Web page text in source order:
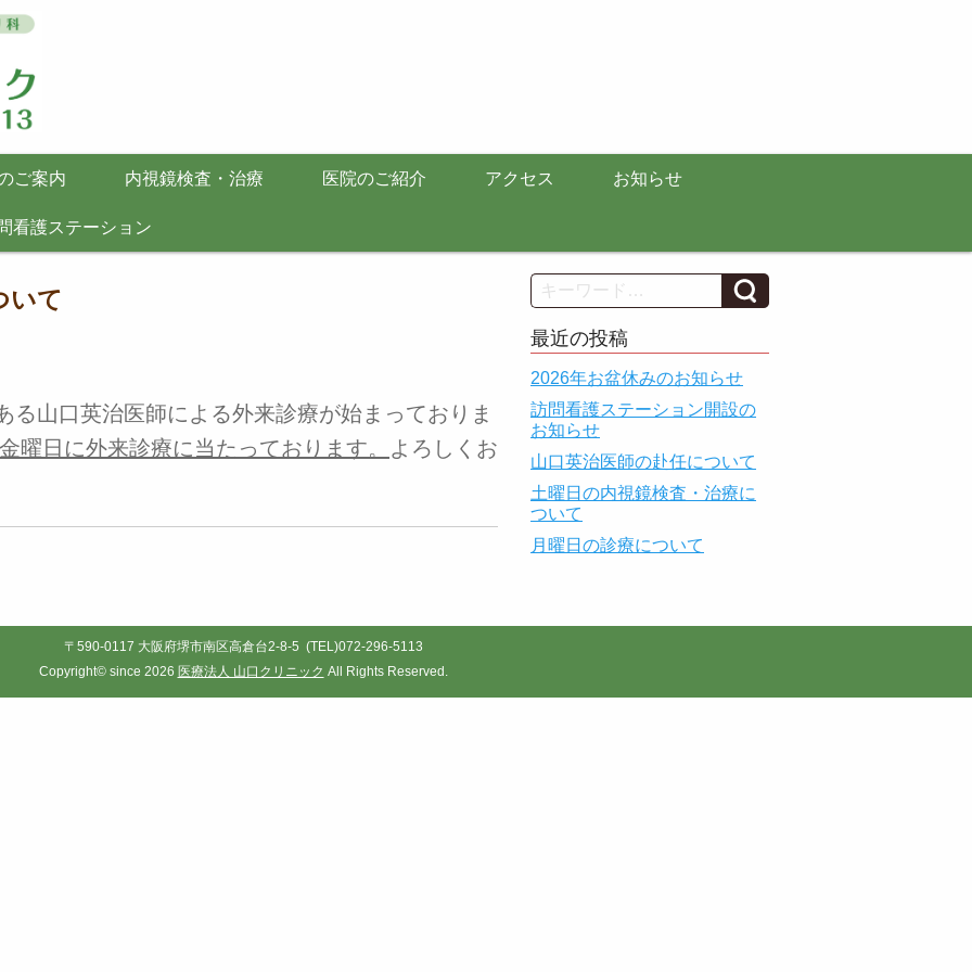
ご案内 内視鏡検査・治療 医院のご紹介 アクセス お知らせ
看護ステーション
いて
る山口英治医師による外来診療が始まっておりま
曜日に外来診療に当たっております。
よろしくお
Search
最近の投稿
2026年お盆休みのお知らせ
訪問看護ステーション開設の
お知らせ
山口英治医師の赴任について
土曜日の内視鏡検査・治療に
ついて
月曜日の診療について
〒590-0117 大阪府堺市南区高倉台2-8-5 (TEL)072-296-5113
Copyright© since 2026 医療法人 山口クリニック All Rights Reserved.